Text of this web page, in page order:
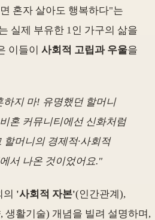
혼자 살아도 행복하다"는
실제 부유한 1인 가구의 삶을
이들이 사회적 고립과 우울을
하지 마! 유명했던 할머니
혼 커뮤니티에선 신화처럼
할머니의 경제적·사회적
서 나온 것이었어요."
의 '사회적 자본'(인간관계),
생활기술) 개념을 빌려 설명하며,